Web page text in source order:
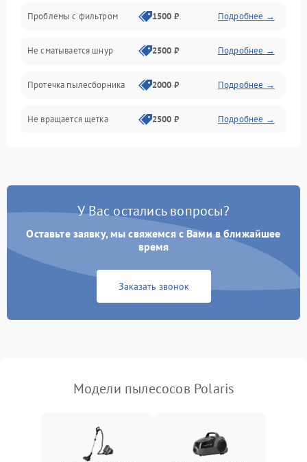
Проблемы с фильтром 1500 ₽ Подробнее →
Не сматывается шнур 2500 ₽ Подробнее →
Протечка пылесборника 2000 ₽ Подробнее →
Не вращается щетка 2500 ₽ Подробнее →
Поломка контейнера для
Плохая уборка шерсти
2400 ₽ Подробнее →
У Вас остались вопросы?
Оставьте заявку, мы свяжемся с Вами в ближайшее
время
Заказать звонок
Модели пылесосов Polaris